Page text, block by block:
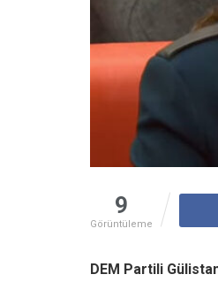
9
Görüntüleme
DEM Partili